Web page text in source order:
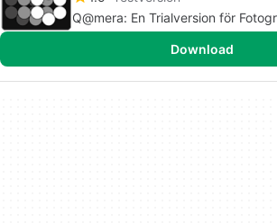
Q@mera: En Trialversion för
Download